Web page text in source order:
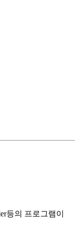
등의 프로그램이